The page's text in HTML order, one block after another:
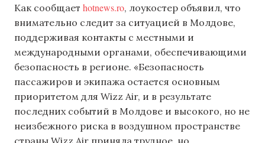
Как сообщает hotnews.ro, лоукостер объявил, что
внимательно следит за ситуацией в Молдове,
поддерживая контакты с местными и
международными органами, обеспечивающими
безопасность в регионе. «Безопасность
пассажиров и экипажа остается основным
приоритетом для Wizz Air, и в результате
последних событий в Молдове и высокого, но не
неизбежного риска в воздушном пространстве